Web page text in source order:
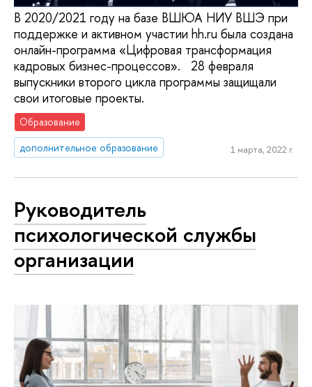
В 2020/2021 году на базе ВШЮА НИУ ВШЭ при
поддержке и активном участии hh.ru была создана
онлайн-программа «Цифровая трансформация
кадровых бизнес-процессов». 28 февраля
выпускники второго цикла программы защищали
свои итоговые проекты.
Образование
дополнительное образование
1 марта, 2022 г.
Руководитель
психологической службы
организации